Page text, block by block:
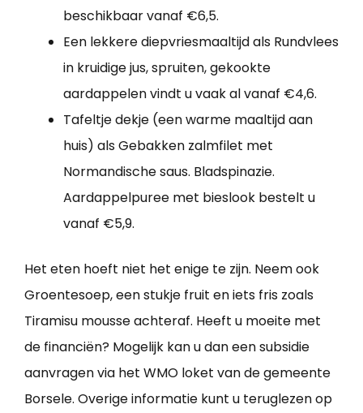
beschikbaar vanaf €6,5.
Een lekkere diepvriesmaaltijd als Rundvlees
in kruidige jus, spruiten, gekookte
aardappelen vindt u vaak al vanaf €4,6.
Tafeltje dekje (een warme maaltijd aan
huis) als Gebakken zalmfilet met
Normandische saus. Bladspinazie.
Aardappelpuree met bieslook bestelt u
vanaf €5,9.
Het eten hoeft niet het enige te zijn. Neem ook
Groentesoep, een stukje fruit en iets fris zoals
Tiramisu mousse achteraf. Heeft u moeite met
de financiën? Mogelijk kan u dan een subsidie
aanvragen via het WMO loket van de gemeente
Borsele. Overige informatie kunt u teruglezen op